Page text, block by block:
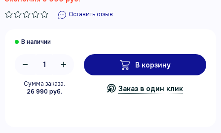
Оставить отзыв
Сумма заказа:
26 990 руб.
В корзину
Заказ в один клик